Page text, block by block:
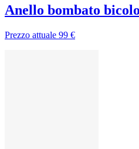
Anello bombato
Prezzo attuale 99 €